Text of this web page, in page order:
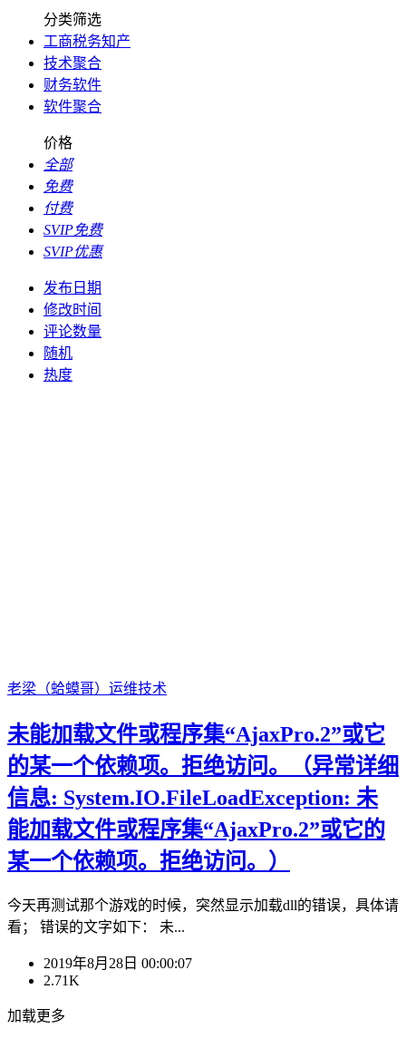
分类筛选
工商税务知产
技术聚合
财务软件
软件聚合
价格
全部
免费
付费
SVIP免费
SVIP优惠
发布日期
修改时间
评论数量
随机
热度
老梁（蛤蟆哥） 运维技术
未能加载文件或程序集“AjaxPro.2”或它
的某一个依赖项。拒绝访问。（异常详细
信息: System.IO.FileLoadException: 未
能加载文件或程序集“AjaxPro.2”或它的
某一个依赖项。拒绝访问。）
今天再测试那个游戏的时候，突然显示加载dll的错误，具体请
看； 错误的文字如下： 未...
2019年8月28日 00:00:07
2.71K
加载更多